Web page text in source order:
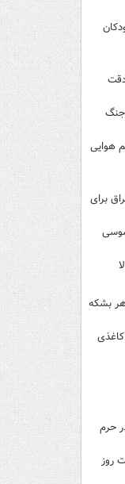
جنگ
هوایی
برای
۵۵ سنت در هر بشکه
حرم
روز